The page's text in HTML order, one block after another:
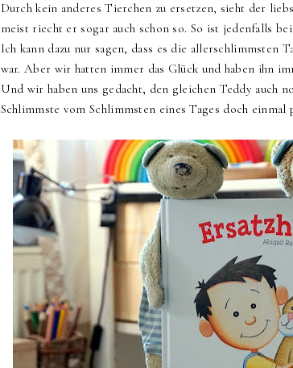
Durch kein anderes Tierchen zu ersetzen, sieht der
meist riecht er sogar auch schon so. So ist jedenfalls bei
Ich kann dazu nur sagen, dass es die allerschlimmsten
war. Aber wir hatten immer das Glück und haben ihn
Und wir haben uns gedacht, den gleichen Teddy auch
Schlimmste vom Schlimmsten eines Tages doch einmal